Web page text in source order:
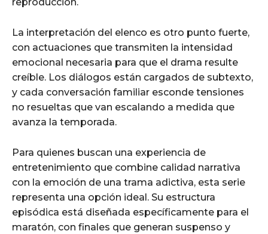
La interpretación del elenco es otro punto fuerte,
con actuaciones que transmiten la intensidad
emocional necesaria para que el drama resulte
creíble. Los diálogos están cargados de subtexto,
y cada conversación familiar esconde tensiones
no resueltas que van escalando a medida que
avanza la temporada.
Para quienes buscan una experiencia de
entretenimiento que combine calidad narrativa
con la emoción de una trama adictiva, esta serie
representa una opción ideal. Su estructura
episódica está diseñada específicamente para el
maratón, con finales que generan suspenso y